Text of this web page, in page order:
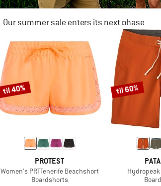
Our summer sale enters its next phase
NOW UP TO 50% OFF
TO THE SALE
til 40%
PROTEST
Women's PRTTenerife Beachshort
Boardshorts
til 60%